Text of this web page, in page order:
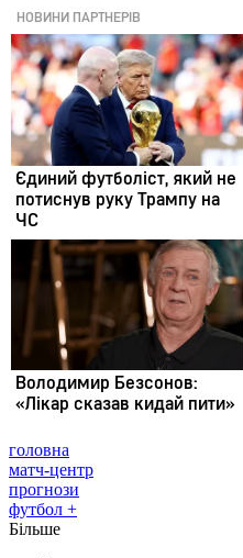
головна
матч-центр
прогнози
футбол +
Більше